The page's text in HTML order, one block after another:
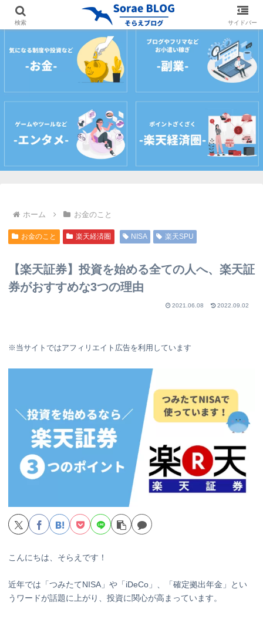
ホーム プロフィール サイトマップ お問
ホーム お金のこと
お金のこと 楽天経済圏 NISA 楽天SPU
【楽天証券】投資を始める全ての人へ、楽天証
券がおすすめな3つの理由
2021.06.08 2022.09.02
※当サイトではアフィリエイト広告を利用しています
こんにちは、そらえです！
近年では「つみたてNISA」や「iDeCo」、「確定拠出年金」とい
うワードが話題に上がり、投資に関心が高まっています。
検索 サイドバー